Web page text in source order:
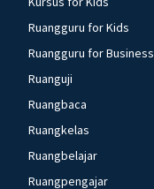
Ruangguru for Kids
Ruangguru for Business
Ruanguji
Ruangbaca
Ruangkelas
Ruangbelajar
Ruangpengajar